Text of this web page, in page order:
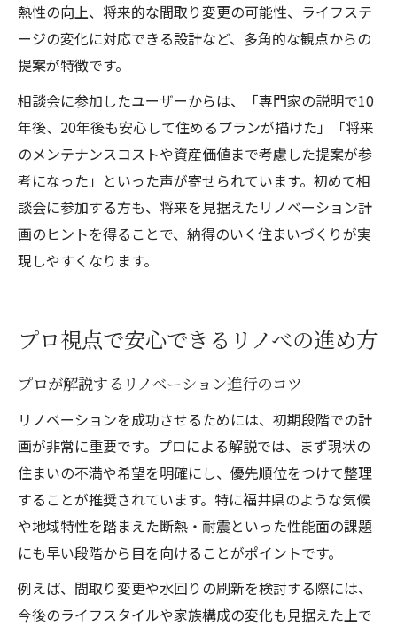
熱性の向上、将来的な間取り変更の可能性、ライフステ
ージの変化に対応できる設計など、多角的な観点からの
提案が特徴です。
相談会に参加したユーザーからは、「専門家の説明で10
年後、20年後も安心して住めるプランが描けた」「将来
のメンテナンスコストや資産価値まで考慮した提案が参
考になった」といった声が寄せられています。初めて相
談会に参加する方も、将来を見据えたリノベーション計
画のヒントを得ることで、納得のいく住まいづくりが実
現しやすくなります。
プロ視点で安心できるリノベの進め方
プロが解説するリノベーション進行のコツ
リノベーションを成功させるためには、初期段階での計
画が非常に重要です。プロによる解説では、まず現状の
住まいの不満や希望を明確にし、優先順位をつけて整理
することが推奨されています。特に福井県のような気候
や地域特性を踏まえた断熱・耐震といった性能面の課題
にも早い段階から目を向けることがポイントです。
例えば、間取り変更や水回りの刷新を検討する際には、
今後のライフスタイルや家族構成の変化も見据えた上で